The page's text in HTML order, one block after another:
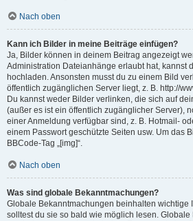
Nach oben
Kann ich Bilder in meine Beiträge einfügen?
Ja, Bilder können in deinem Beitrag angezeigt
Administration Dateianhänge erlaubt hat, kannst
hochladen. Ansonsten musst du zu einem Bild
öffentlich zugänglichen Server liegt, z. B. http://
Du kannst weder Bilder verlinken, die sich auf
(außer es ist ein öffentlich zugänglicher Server),
einer Anmeldung verfügbar sind, z. B. Hotmail-
einem Passwort geschützte Seiten usw. Um das
BBCode-Tag „[img]“.
Nach oben
Was sind globale Bekanntmachungen?
Globale Bekanntmachungen beinhalten wichtige
solltest du sie so bald wie möglich lesen.